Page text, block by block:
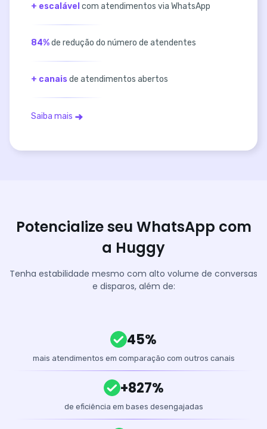
+ escalável com atendimentos via WhatsApp
84%de redução do número de atendentes
+ canais de atendimentos abertos
Saiba mais
Potencialize seu WhatsApp com
a Huggy
Tenha estabilidade mesmo com alto volume de conversas
e disparos, além de:
45%
mais atendimentos em comparação com outros canais
+827%
de eficiência em bases desengajadas